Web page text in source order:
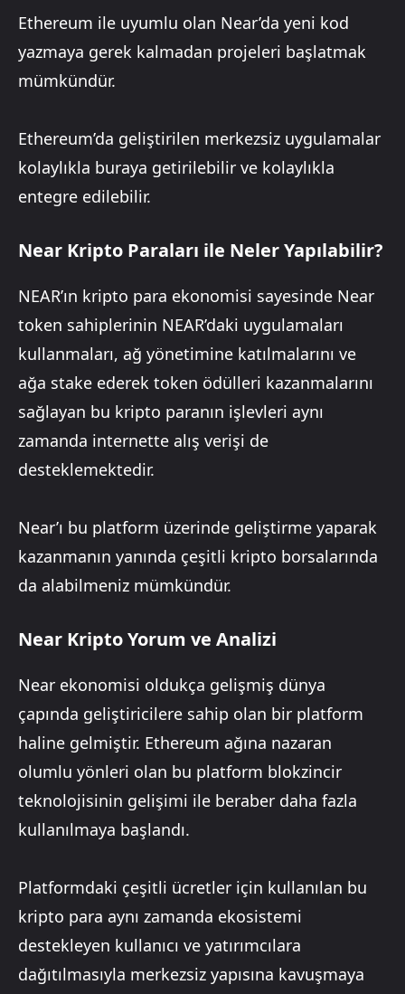
Ethereum ile uyumlu olan Near’da yeni kod
yazmaya gerek kalmadan projeleri başlatmak
mümkündür.
Ethereum’da geliştirilen merkezsiz uygulamalar
kolaylıkla buraya getirilebilir ve kolaylıkla
entegre edilebilir.
Near Kripto Paraları ile Neler Yapılabilir?
NEAR’ın kripto para ekonomisi sayesinde Near
token sahiplerinin NEAR’daki uygulamaları
kullanmaları, ağ yönetimine katılmalarını ve
ağa stake ederek token ödülleri kazanmalarını
sağlayan bu kripto paranın işlevleri aynı
zamanda internette alış verişi de
desteklemektedir.
Near’ı bu platform üzerinde geliştirme yaparak
kazanmanın yanında çeşitli kripto borsalarında
da alabilmeniz mümkündür.
Near Kripto Yorum ve Analizi
Near ekonomisi oldukça gelişmiş dünya
çapında geliştiricilere sahip olan bir platform
haline gelmiştir. Ethereum ağına nazaran
olumlu yönleri olan bu platform blokzincir
teknolojisinin gelişimi ile beraber daha fazla
kullanılmaya başlandı.
Platformdaki çeşitli ücretler için kullanılan bu
kripto para aynı zamanda ekosistemi
destekleyen kullanıcı ve yatırımcılara
dağıtılmasıyla merkezsiz yapısına kavuşmaya